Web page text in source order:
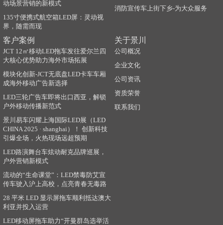
动场景营销的新模式
135寸便携式航空箱LED屏：灵动视
界，随需而现
消防宣传车上街下乡-为大众服务
客户案例
JCT 12㎡移动LED拖车发往爱尔兰四
大核心优势助力海外市场拓展
模块化创新-JCT无底盘LED卡车车厢
成海外移动广告新选择
LED三轮广告车即将出口西亚，解锁
户外移动传播新范式
景川易车闪耀上海国际LED展（LED
CHINA 2025 · shanghai）！ 创新科技
引爆全场，火热现场远超预期
LED路演舞台车炫动耐克品牌巡展，
户外营销新模式
流动的“生命课堂”：LED禁毒防艾宣
传车驶入沪上高校，点亮青春无毒路
28 平米 LED 显示屏拖车顺利抵达澳大
利亚并投入运营
LED移动屏拖车助力“开曼群岛选举活
关于景川
公司概况
企业文化
公司资讯
资质荣誉
联系我们